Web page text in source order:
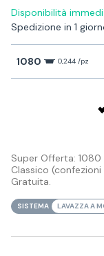
Disponibilità
Spedizione in 1
1080 0,244 /pz
Super Offerta:
Classico
Gratuita.
SISTEMA LAVAZZA A